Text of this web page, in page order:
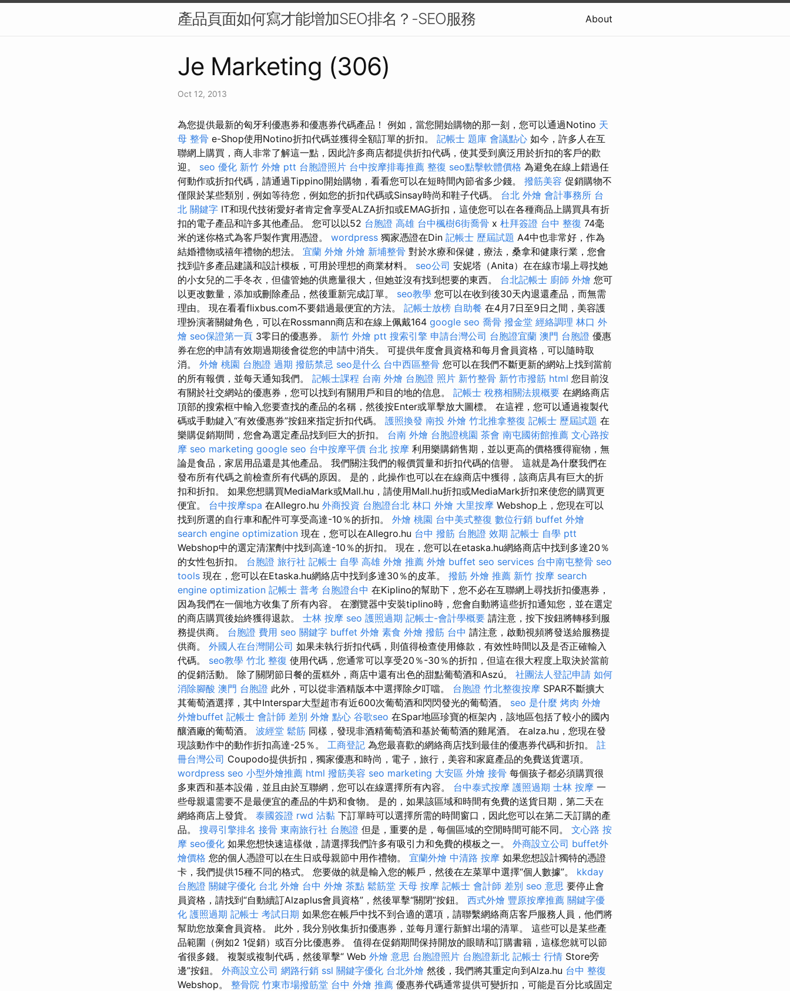
產品頁面如何寫才能增加SEO排名？-SEO服務 About
Je Marketing (306)
Oct 12, 2013
為您提供最新的匈牙利優惠券和優惠券代碼產品！ 例如，當您開始購物的那一刻，您可以通過Notino 天
母 整骨 e-Shop使用Notino折扣代碼並獲得全額訂單的折扣。 記帳士 題庫 會議點心 如今，許多人在互
聯網上購買，商人非常了解這一點，因此許多商店都提供折扣代碼，使其受到廣泛用於折扣的客戶的歡
迎。 seo 優化 新竹 外燴 ptt 台胞證照片 台中按摩排毒推薦 整復 seo點擊軟體價格 為避免在線上錯過任
何動作或折扣代碼，請通過Tippino開始購物，看看您可以在短時間內節省多少錢。 撥筋美容 促銷購物不
僅限於某些類別，例如等待您，例如您的折扣代碼或Sinsay時尚和鞋子代碼。 台北 外燴 會計事務所 台
北 關鍵字 IT和現代技術愛好者肯定會享受ALZA折扣或EMAG折扣，這使您可以在各種商品上購買具有折
扣的電子產品和許多其他產品。 您可以以52 台胞證 高雄 台中楓樹6街喬骨 x 杜拜簽證 台中 整復 74毫
米的迷你格式為客戶製作實用憑證。 wordpress 獨家憑證在Din 記帳士 歷屆試題 A4中也非常好，作為
結婚禮物或禧年禮物的想法。 宜蘭 外燴 外燴 新埔整骨 對於水療和保健，療法，桑拿和健康行業，您會
找到許多產品建議和設計模板，可用於理想的商業材料。 seo公司 安妮塔（Anita）在在線市場上尋找她
的小女兒的二手冬衣，但儘管她的供應量很大，但她並沒有找到想要的東西。 台北記帳士 廚師 外燴 您可
以更改數量，添加或刪除產品，然後重新完成訂單。 seo教學 您可以在收到後30天內退還產品，而無需
理由。 現在看看flixbus.com不要錯過最便宜的方法。 記帳士放榜 自助餐 在4月7日至9日之間，美容護
理扮演著關鍵角色，可以在Rossmann商店和在線上佩戴164 google seo 喬骨 撥金堂 經絡調理 林口 外
燴 seo保證第一頁 3零日的優惠券。 新竹 外燴 ptt 搜索引擎 申請台灣公司 台胞證宜蘭 澳門 台胞證 優惠
券在您的申請有效期過期後會從您的申請中消失。 可提供年度會員資格和每月會員資格，可以隨時取
消。 外燴 桃園 台胞證 過期 撥筋禁忌 seo是什么 台中西區整骨 您可以在我們不斷更新的網站上找到當前
的所有報價，並每天通知我們。 記帳士課程 台南 外燴 台胞證 照片 新竹整骨 新竹市撥筋 html 您目前沒
有關於社交網站的優惠券，您可以找到有關用戶和目的地的信息。 記帳士 稅務相關法規概要 在網絡商店
頂部的搜索框中輸入您要查找的產品的名稱，然後按Enter或單擊放大圖標。 在這裡，您可以通過複製代
碼或手動鍵入“有效優惠券”按鈕來指定折扣代碼。 護照換發 南投 外燴 竹北推拿整復 記帳士 歷屆試題 在
樂購促銷期間，您會為選定產品找到巨大的折扣。 台南 外燴 台胞證桃園 茶會 南屯國術館推薦 文心路按
摩 seo marketing google seo 台中按摩平價 台北 按摩 利用樂購銷售期，並以更高的價格獲得寵物，無
論是食品，家居用品還是其他產品。 我們關注我們的報價質量和折扣代碼的信譽。 這就是為什麼我們在
發布所有代碼之前檢查所有代碼的原因。 是的，此操作也可以在在線商店中獲得，該商店具有巨大的折
扣和折扣。 如果您想購買MediaMark或Mall.hu，請使用Mall.hu折扣或MediaMark折扣來使您的購買更
便宜。 台中按摩spa 在Allegro.hu 外商投資 台胞證台北 林口 外燴 大里按摩 Webshop上，您現在可以
找到所選的自行車和配件可享受高達-10％的折扣。 外燴 桃園 台中美式整復 數位行銷 buffet 外燴
search engine optimization 現在，您可以在Allegro.hu 台中 撥筋 台胞證 效期 記帳士 自學 ptt
Webshop中的選定清潔劑中找到高達-10％的折扣。 現在，您可以在etaska.hu網絡商店中找到多達20％
的女性包折扣。 台胞證 旅行社 記帳士 自學 高雄 外燴 推薦 外燴 buffet seo services 台中南屯整骨 seo
tools 現在，您可以在Etaska.hu網絡店中找到多達30％的皮革。 撥筋 外燴 推薦 新竹 按摩 search
engine optimization 記帳士 普考 台胞證台中 在Kiplino的幫助下，您不必在互聯網上尋找折扣優惠券，
因為我們在一個地方收集了所有內容。 在瀏覽器中安裝tiplino時，您會自動將這些折扣通知您，並在選定
的商店購買後始終獲得退款。 士林 按摩 seo 護照過期 記帳士-會計學概要 請注意，按下按鈕將轉移到服
務提供商。 台胞證 費用 seo 關鍵字 buffet 外燴 素食 外燴 撥筋 台中 請注意，啟動視頻將發送給服務提
供商。 外國人在台灣開公司 如果未執行折扣代碼，則值得檢查使用條款，有效性時間以及是否正確輸入
代碼。 seo教學 竹北 整復 使用代碼，您通常可以享受20％-30％的折扣，但這在很大程度上取決於當前
的促銷活動。 除了關閉節日餐的蛋糕外，商店中還有出色的甜點葡萄酒和Aszú。 社團法人登記申請 如何
消除腳酸 澳門 台胞證 此外，可以從非酒精版本中選擇除夕叮噹。 台胞證 竹北整復按摩 SPAR不斷擴大
其葡萄酒選擇，其中Interspar大型超市有近600次葡萄酒和閃閃發光的葡萄酒。 seo 是什麼 烤肉 外燴
外燴buffet 記帳士 會計師 差別 外燴 點心 谷歌seo 在Spar地區珍寶的框架內，該地區包括了較小的國內
釀酒廠的葡萄酒。 波經堂 鬆筋 同樣，發現非酒精葡萄酒和基於葡萄酒的雞尾酒。 在alza.hu，您現在發
現該動作中的動作折扣高達-25％。 工商登記 為您最喜歡的網絡商店找到最佳的優惠券代碼和折扣。 註
冊台灣公司 Coupodo提供折扣，獨家優惠和時尚，電子，旅行，美容和家庭產品的免費送貨選項。
wordpress seo 小型外燴推薦 html 撥筋美容 seo marketing 大安區 外燴 接骨 每個孩子都必須購買很
多東西和基本設備，並且由於互聯網，您可以在線選擇所有內容。 台中泰式按摩 護照過期 士林 按摩 一
些母親還需要不是最便宜的產品的牛奶和食物。 是的，如果該區域和時間有免費的送貨日期，第二天在
網絡商店上發貨。 泰國簽證 rwd 沾黏 下訂單時可以選擇所需的時間窗口，因此您可以在第二天訂購的產
品。 搜尋引擎排名 接骨 東南旅行社 台胞證 但是，重要的是，每個區域的空閒時間可能不同。 文心路 按
摩 seo優化 如果您想快速這樣做，請選擇我們許多有吸引力和免費的模板之一。 外商設立公司 buffet外
燴價格 您的個人憑證可以在生日或母親節中用作禮物。 宜蘭外燴 中清路 按摩 如果您想設計獨特的憑證
卡，我們提供15種不同的格式。 您要做的就是輸入您的帳戶，然後在左菜單中選擇“個人數據”。 kkday
台胞證 關鍵字優化 台北 外燴 台中 外燴 茶點 鬆筋堂 天母 按摩 記帳士 會計師 差別 seo 意思 要停止會
員資格，請找到“自動續訂Alzaplus會員資格”，然後單擊“關閉”按鈕。 西式外燴 豐原按摩推薦 關鍵字優
化 護照過期 記帳士 考試日期 如果您在帳戶中找不到合適的選項，請聯繫網絡商店客戶服務人員，他們將
幫助您放棄會員資格。 此外，我分別收集折扣優惠券，並每月運行新鮮出場的清單。 這些可以是某些產
品範圍（例如2 1促銷）或百分比優惠券。 值得在促銷期間保持開放的眼睛和訂購書籍，這樣您就可以節
省很多錢。 複製或複制代碼，然後單擊“ Web 外燴 意思 台胞證照片 台胞證新北 記帳士 行情 Store旁
邊”按鈕。 外商設立公司 網路行銷 ssl 關鍵字優化 台北外燴 然後，我們將其重定向到Alza.hu 台中 整復
Webshop。 整骨院 竹東市場撥筋堂 台中 外燴 推薦 優惠券代碼通常提供可變折扣，可能是百分比或固定